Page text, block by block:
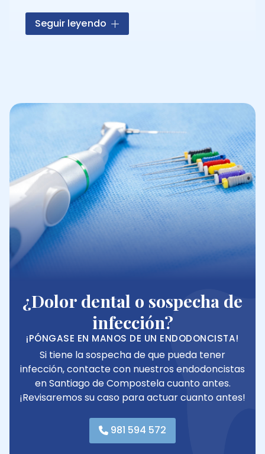
En Carlos José Braña Rey, lo primero que
hacemos es aplicaranestesia
cavidad.El tratamiento suele durar entre 30
Seguir leyendo
¿Dolor dental o sospecha de
infección?
¡PÓNGASE EN MANOS DE UN ENDODONCISTA!
Si tiene la sospecha de que pueda tener
infección, contacte con nuestros endodoncistas
en Santiago de Compostela cuanto antes.
¡Revisaremos su caso para actuar cuanto antes!
981 594 572